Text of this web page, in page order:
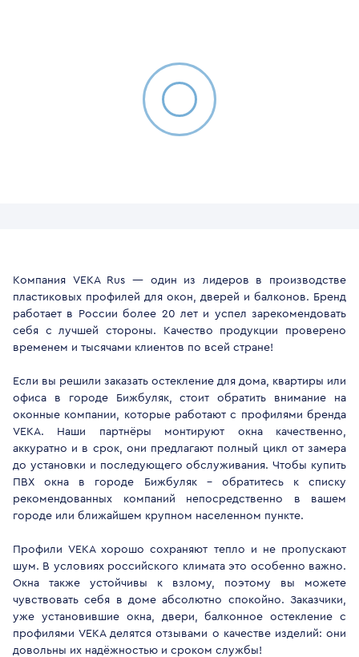
Компания VEKA Rus — один из лидеров в производстве
пластиковых профилей для окон, дверей и балконов. Бренд
работает в России более 20 лет и успел зарекомендовать
себя с лучшей стороны. Качество продукции проверено
временем и тысячами клиентов по всей стране!
Если вы решили заказать остекление для дома, квартиры или
офиса в городе Бижбуляк, стоит обратить внимание на
оконные компании, которые работают с профилями бренда
VEKA. Наши партнёры монтируют окна качественно,
аккуратно и в срок, они предлагают полный цикл от замера
до установки и последующего обслуживания. Чтобы купить
ПВХ окна в городе Бижбуляк - обратитесь к списку
рекомендованных компаний непосредственно в вашем
городе или ближайшем крупном населенном пункте.
Профили VEKA хорошо сохраняют тепло и не пропускают
шум. В условиях российского климата это особенно важно.
Окна также устойчивы к взлому, поэтому вы можете
чувствовать себя в доме абсолютно спокойно. Заказчики,
уже установившие окна, двери, балконное остекление с
профилями VEKA делятся отзывами о качестве изделий: они
довольны их надёжностью и сроком службы!